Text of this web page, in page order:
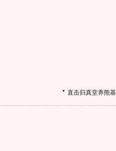
直击归真堂养熊